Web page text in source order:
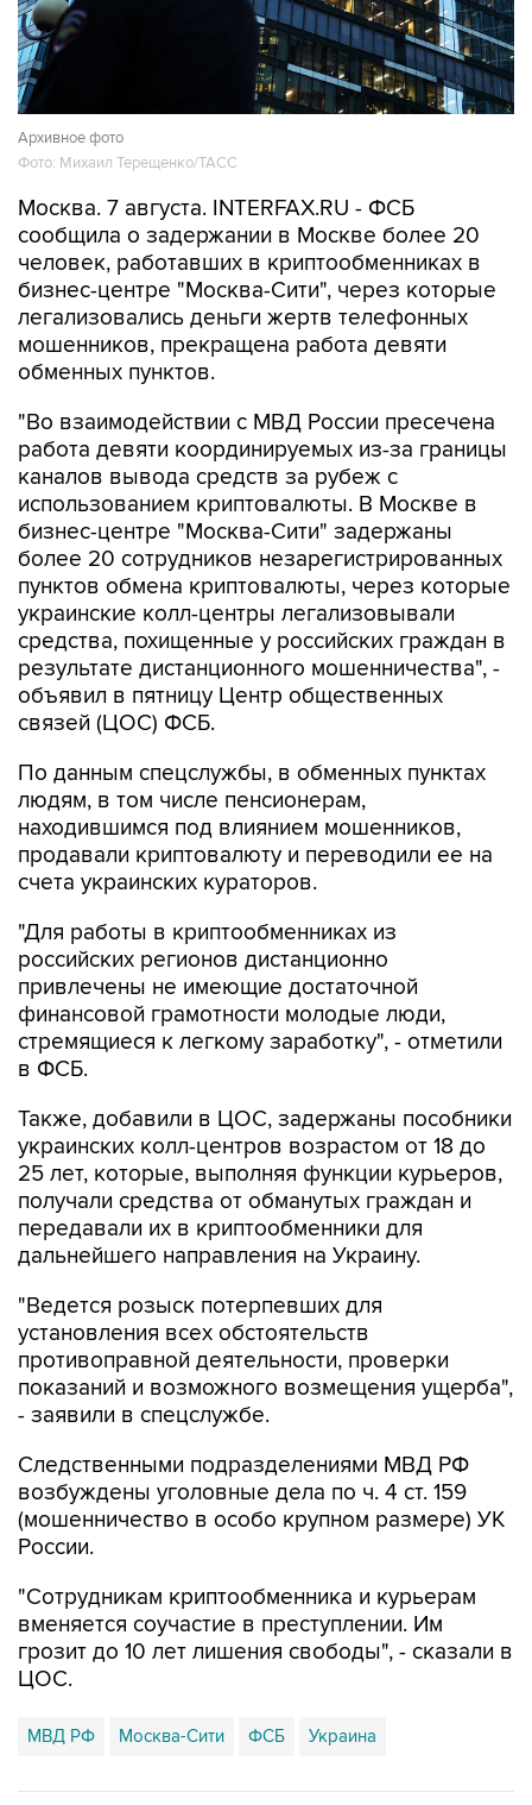
Архивное фото
Фото: Михаил Терещенко/ТАСС
Москва. 7 августа. INTERFAX.RU - ФСБ
сообщила о задержании в Москве более 20
человек, работавших в криптообменниках в
бизнес-центре "Москва-Сити", через которые
легализовались деньги жертв телефонных
мошенников, прекращена работа девяти
обменных пунктов.
"Во взаимодействии с МВД России пресечена
работа девяти координируемых из-за границы
каналов вывода средств за рубеж с
использованием криптовалюты. В Москве в
бизнес-центре "Москва-Сити" задержаны
более 20 сотрудников незарегистрированных
пунктов обмена криптовалюты, через которые
украинские колл-центры легализовывали
средства, похищенные у российских граждан в
результате дистанционного мошенничества", -
объявил в пятницу Центр общественных
связей (ЦОС) ФСБ.
По данным спецслужбы, в обменных пунктах
людям, в том числе пенсионерам,
находившимся под влиянием мошенников,
продавали криптовалюту и переводили ее на
счета украинских кураторов.
"Для работы в криптообменниках из
российских регионов дистанционно
привлечены не имеющие достаточной
финансовой грамотности молодые люди,
стремящиеся к легкому заработку", - отметили
в ФСБ.
Также, добавили в ЦОС, задержаны пособники
украинских колл-центров возрастом от 18 до
25 лет, которые, выполняя функции курьеров,
получали средства от обманутых граждан и
передавали их в криптообменники для
дальнейшего направления на Украину.
"Ведется розыск потерпевших для
установления всех обстоятельств
противоправной деятельности, проверки
показаний и возможного возмещения ущерба",
- заявили в спецслужбе.
Следственными подразделениями МВД РФ
возбуждены уголовные дела по ч. 4 ст. 159
(мошенничество в особо крупном размере) УК
России.
"Сотрудникам криптообменника и курьерам
вменяется соучастие в преступлении. Им
грозит до 10 лет лишения свободы", - сказали в
ЦОС.
МВД РФ Москва-Сити ФСБ Украина